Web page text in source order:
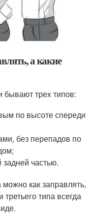
а какие
бывают трех типов:
по высоте спереди
без перепадов по
частью.
как заправлять,
типа всегда